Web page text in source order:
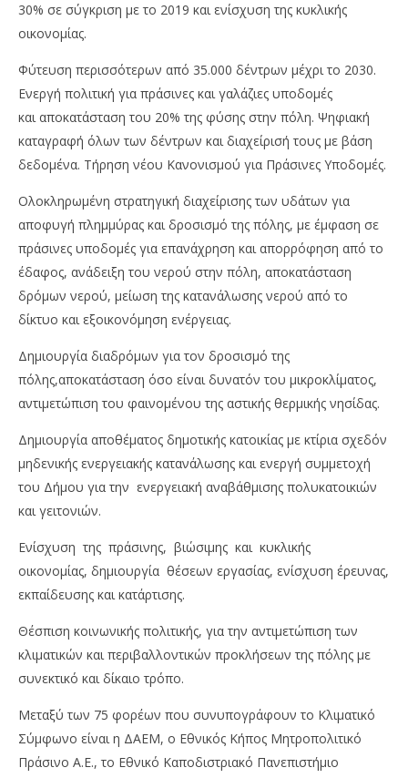
30% σε σύγκριση με το 2019 και ενίσχυση της κυκλικής
οικονομίας.
Φύτευση περισσότερων από 35.000 δέντρων μέχρι το 2030.
Ενεργή πολιτική για πράσινες και γαλάζιες υποδομές
και αποκατάσταση του 20% της φύσης στην πόλη. Ψηφιακή
καταγραφή όλων των δέντρων και διαχείρισή τους με βάση
δεδομένα. Τήρηση νέου Κανονισμού για Πράσινες Υποδομές.
Ολοκληρωμένη στρατηγική διαχείρισης των υδάτων για
αποφυγή πλημμύρας και δροσισμό της πόλης, με έμφαση σε
πράσινες υποδομές για επανάχρηση και απορρόφηση από το
έδαφος, ανάδειξη του νερού στην πόλη, αποκατάσταση
δρόμων νερού, μείωση της κατανάλωσης νερού από το
δίκτυο και εξοικονόμηση ενέργειας.
Δημιουργία διαδρόμων για τον δροσισμό της
πόλης,αποκατάσταση όσο είναι δυνατόν του μικροκλίματος,
αντιμετώπιση του φαινομένου της αστικής θερμικής νησίδας.
Δημιουργία αποθέματος δημοτικής κατοικίας με κτίρια σχεδόν
μηδενικής ενεργειακής κατανάλωσης και ενεργή συμμετοχή
του Δήμου για την ενεργειακή αναβάθμισης πολυκατοικιών
και γειτονιών.
Ενίσχυση της πράσινης, βιώσιμης και κυκλικής
οικονομίας, δημιουργία θέσεων εργασίας, ενίσχυση έρευνας,
εκπαίδευσης και κατάρτισης.
Θέσπιση κοινωνικής πολιτικής, για την αντιμετώπιση των
κλιματικών και περιβαλλοντικών προκλήσεων της πόλης με
συνεκτικό και δίκαιο τρόπο.
Μεταξύ των 75 φορέων που συνυπογράφουν το Κλιματικό
Σύμφωνο είναι η ΔΑΕΜ, ο Εθνικός Κήπος Μητροπολιτικό
Πράσινο Α.Ε., το Εθνικό Καποδιστριακό Πανεπιστήμιο